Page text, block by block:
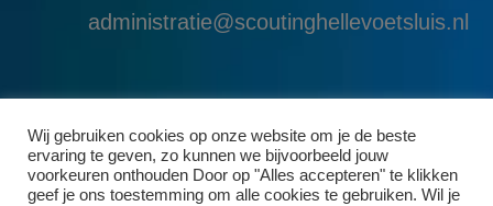
administratie@scoutinghellevoetsluis.nl
Wij gebruiken cookies op onze website om je de beste
ervaring te geven, zo kunnen we bijvoorbeeld jouw
voorkeuren onthouden Door op "Alles accepteren" te klikken
geef je ons toestemming om alle cookies te gebruiken. Wil je